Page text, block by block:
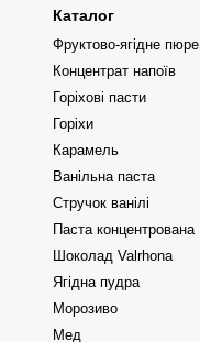
Каталог
Фруктово-ягідне пюре
Концентрат напоїв
Горіхові пасти
Горіхи
Карамель
Ванільна паста
Стручок ванілі
Паста концентрована
Шоколад Valrhona
Ягідна пудра
Морозиво
Мед